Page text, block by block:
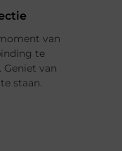
van
te
Geniet van
staan.